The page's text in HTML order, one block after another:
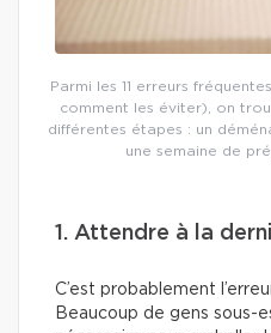
Parmi les 11 erreurs
comment les éviter), on
différentes étapes : un
une semaine de
1. Attendre à la
C’est probablement
Beaucoup de gens sous-